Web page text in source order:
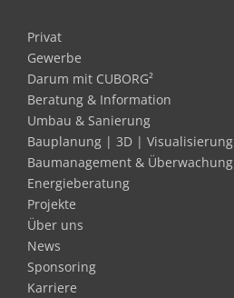
Privat
Gewerbe
Darum mit CUBORG²
Beratung & Information
Umbau & Sanierung
Bauplanung | 3D | Visualisierung
Baumanagement & Überwachung
Energieberatung
Projekte
Über uns
News
Sponsoring
Karriere